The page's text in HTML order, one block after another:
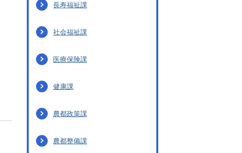
長寿福祉課
社会福祉課
医療保険課
健康課
農都政策課
農都整備課